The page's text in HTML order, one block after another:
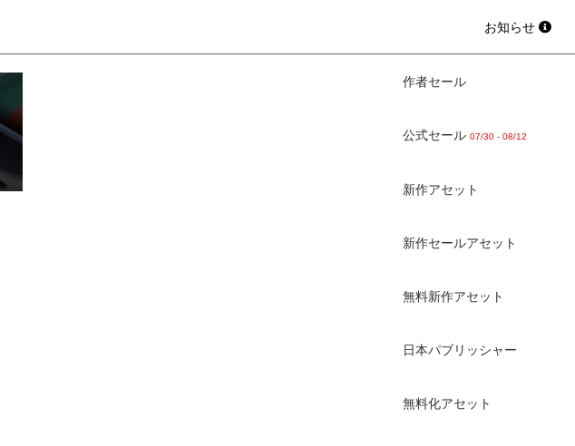
お知らせ
作者セール
公式セール 07/30 - 08/12
新作アセット
新作セールアセット
無料新作アセット
日本パブリッシャー
無料化アセット